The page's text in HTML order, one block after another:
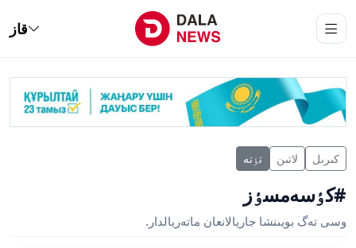
قاز
كىرىل لاتىن تٶتە
#كٶسەمسٶز
وسى تەگ بويىنشا جاريالانعان ماتەريالدار.